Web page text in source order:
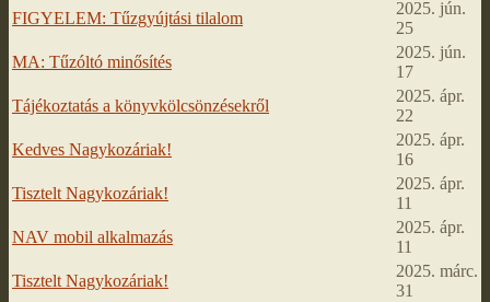
FIGYELEM: Tűzgyújtási tilalom
2025. jún.
25
MA: Tűzóltó minősítés
2025. jún.
17
Tájékoztatás a könyvkölcsönzésekről
2025. ápr.
22
Kedves Nagykozáriak!
2025. ápr.
16
Tisztelt Nagykozáriak!
2025. ápr.
11
NAV mobil alkalmazás
2025. ápr.
11
Tisztelt Nagykozáriak!
2025. márc.
31